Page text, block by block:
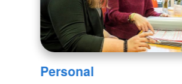
Personal